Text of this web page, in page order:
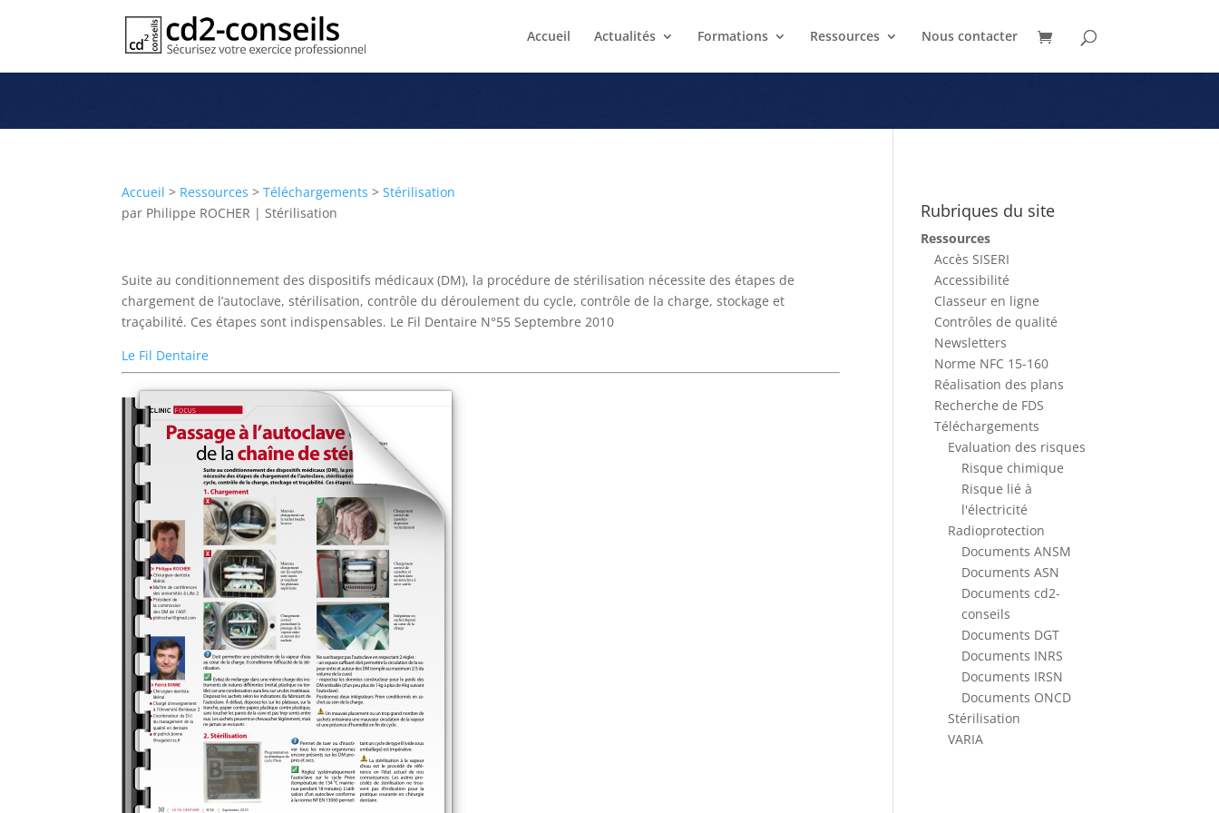
Accueil Actualités Formations Ressources Nous contacter
Passage à l’autoclave et fin de la chaîne de stérilisation
Accueil > Ressources >Téléchargements >Stérilisation
par Philippe ROCHER |Stérilisation
Suite au conditionnement des dispositifs médicaux (DM), la procédure de stérilisation nécessite des étapes de
chargement de l’autoclave, stérilisation, contrôle du déroulement du cycle, contrôle de la charge, stockage et
traçabilité. Ces étapes sont indispensables. Le Fil Dentaire N°55 Septembre 2010
Le Fil Dentaire
Rubriques du site
Ressources
Accès SISERI
Accessibilité
Classeur en ligne
Contrôles de qualité
Newsletters
Norme NFC 15-160
Réalisation des plans
Recherche de FDS
Téléchargements
Evaluation des risques
Risque chimique
Risque lié à
l'électricité
Radioprotection
Documents ANSM
Documents ASN
Documents cd2-
conseils
Documents DGT
Documents INRS
Documents IRSN
Documents ONCD
Stérilisation
VARIA